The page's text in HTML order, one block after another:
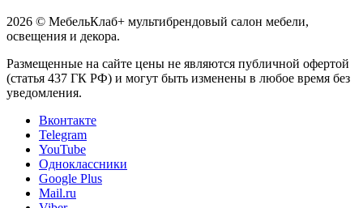
2026 © МебельКлаб+ мультибрендовый салон мебели,
освещения и декора.
Размещенные на сайте цены не являются публичной офертой
(статья 437 ГК РФ) и могут быть изменены в любое время без
уведомления.
Вконтакте
Telegram
YouTube
Одноклассники
Google Plus
Mail.ru